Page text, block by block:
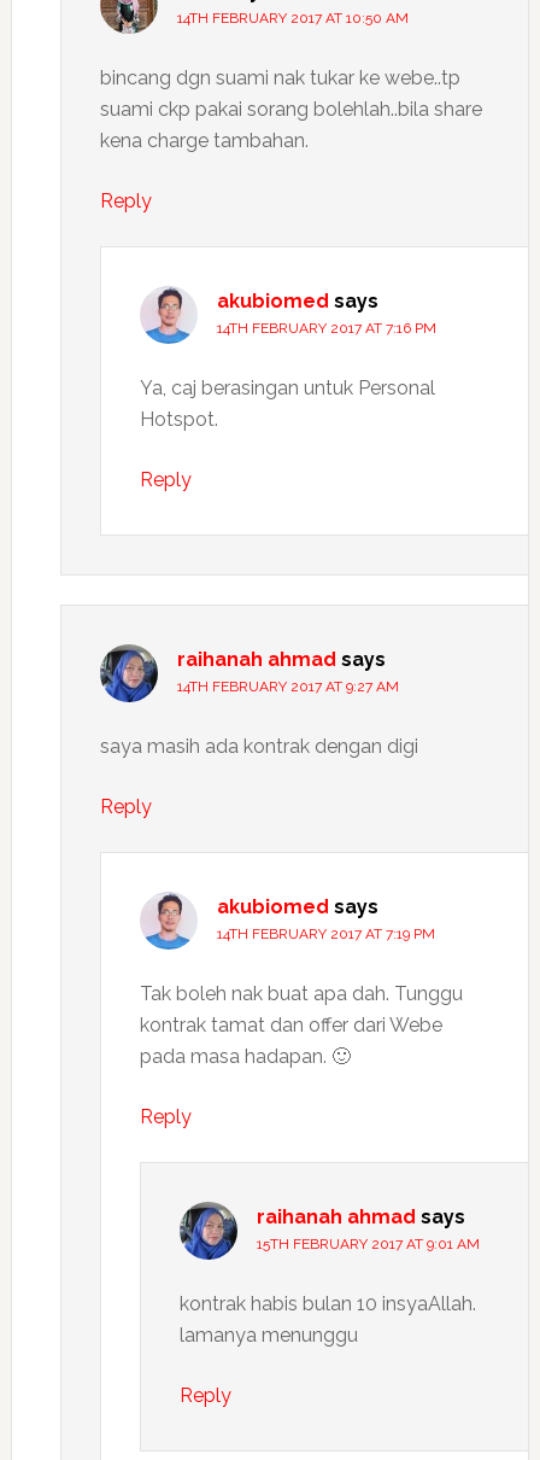
14TH FEBRUARY 2017 AT 10:50 AM
bincang dgn suami nak tukar ke webe..tp
suami ckp pakai sorang bolehlah..bila share
kena charge tambahan.
Reply
akubiomed says
14TH FEBRUARY 2017 AT 7:16 PM
Ya, caj berasingan untuk Personal
Hotspot.
Reply
raihanah ahmad says
14TH FEBRUARY 2017 AT 9:27 AM
saya masih ada kontrak dengan digi
Reply
akubiomed says
14TH FEBRUARY 2017 AT 7:19 PM
Tak boleh nak buat apa dah. Tunggu
kontrak tamat dan offer dari Webe
pada masa hadapan. 🙂
Reply
raihanah ahmad says
15TH FEBRUARY 2017 AT 9:01 AM
kontrak habis bulan 10 insyaAllah.
lamanya menunggu
Reply